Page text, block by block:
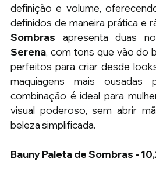
definição e volume,
definidos de maneira prática e
Sombras apresenta duas
Serena, com tons que vão do
perfeitos para criar desde
maquiagens mais ousadas
combinação é ideal para
visual poderoso, sem abrir
beleza simplificada.
Bauny Paleta de Sombras -